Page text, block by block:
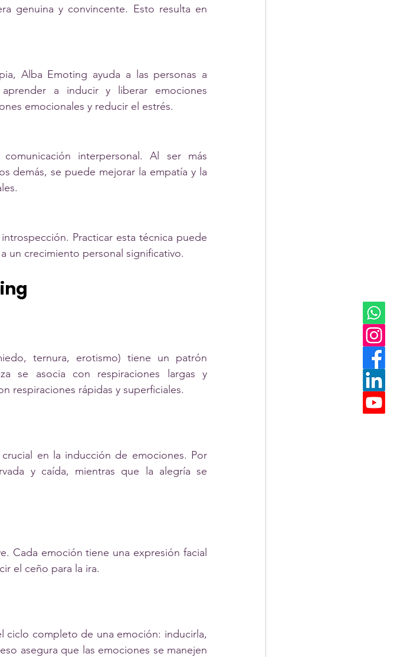
genuina y convincente. Esto resulta en
Alba Emoting ayuda a las personas a
a inducir y liberar emociones
emocionales y reducir el estrés.
interpersonal. Al ser más
demás, se puede mejorar la empatía y la
Practicar esta técnica puede
un crecimiento personal significativo.
ternura, erotismo) tiene un patrón
se asocia con respiraciones largas y
respiraciones rápidas y superficiales.
en la inducción de emociones. Por
y caída, mientras que la alegría se
Cada emoción tiene una expresión facial
el ceño para la ira.
ciclo completo de una emoción: inducirla,
asegura que las emociones se manejen